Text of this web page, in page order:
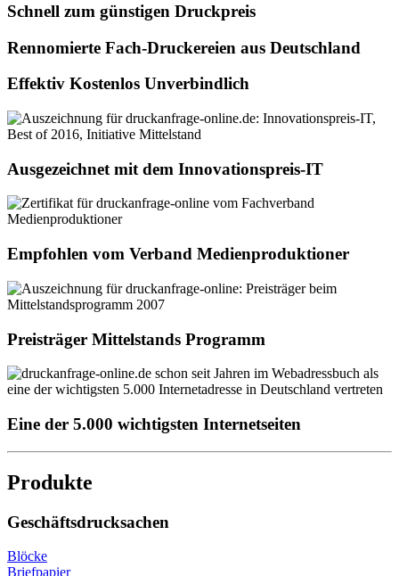
Schnell zum günstigen Druckpreis
Rennomierte Fach-Druckereien aus Deutschland
Effektiv Kostenlos Unverbindlich
Ausgezeichnet mit dem Innovationspreis-IT
Empfohlen vom Verband Medienproduktioner
Preisträger Mittelstands Programm
Eine der 5.000 wichtigsten Internetseiten
Produkte
Geschäftsdrucksachen
Blöcke
Briefpapier